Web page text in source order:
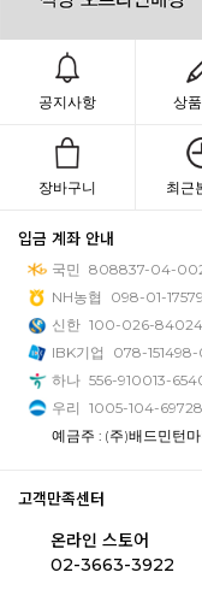
공지사항 상
장바구니 최근
입금 계좌 안내
국민 808837-04-
NH농협
098-01-
신한 100-026-
IBK기업
078-
하나 556-910013-
우리 1005-104-
예금주 : (주)배드민턴
고객만족센터
온라인 스토어
02-3663-3922